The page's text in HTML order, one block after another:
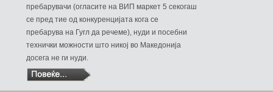
пребарувачи (огласите на ВИП маркет 5 секогаш
се пред тие од конкуренцијата кога се
пребарува на Гугл да речеме), нуди и посебни
технички можности што никој во Македонија
досега не ги нуди.